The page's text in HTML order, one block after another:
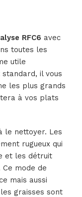
RFC6 avec
toutes les
utile
il vous
les plus grands
à vos plats
le nettoyer. Les
rugueux qui
et les détruit
Ce mode de
mais aussi
graisses sont